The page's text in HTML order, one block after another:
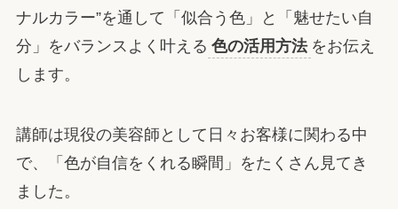
ナルカラー”を通して「似合う色」と「魅せたい自
分」をバランスよく叶える 色の活用方法 をお伝え
します。
講師は現役の美容師として日々お客様に関わる中
で、「色が自信をくれる瞬間」をたくさん見てき
ました。